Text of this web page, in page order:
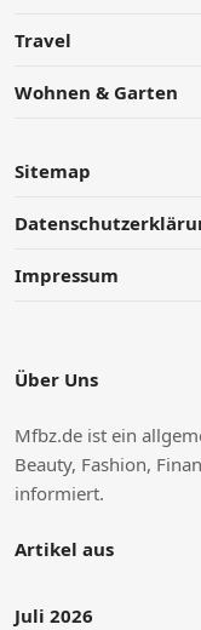
Travel
Wohnen & Garten
Sitemap
Impressum
Über Uns
Mfbz.de ist ein
Beauty, Fashion,
informiert.
Artikel aus
Juli 2026